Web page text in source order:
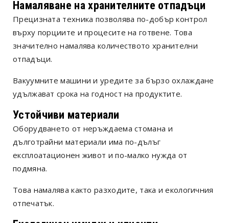
Намаляване на хранителните отпадъци
Прецизната техника позволява по-добър контрол
върху порциите и процесите на готвене. Това
значително намалява количеството хранителни
отпадъци.
Вакуумните машини и уредите за бързо охлаждане
удължават срока на годност на продуктите.
Устойчиви материали
Оборудването от неръждаема стомана и
дълготрайни материали има по-дълъг
експлоатационен живот и по-малко нужда от
подмяна.
Това намалява както разходите, така и екологичния
отпечатък.